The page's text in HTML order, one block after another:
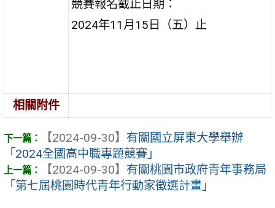
競賽報名截止日期：
2024年11月15日（五）止
相關附件
【2024-09-30】 有關國立屏東大學舉辦
「2024全國高中職專題競賽」
【2024-09-30】 有關桃園市政府青年事務局
「第七屆桃園時代青年行動家徵選計畫」